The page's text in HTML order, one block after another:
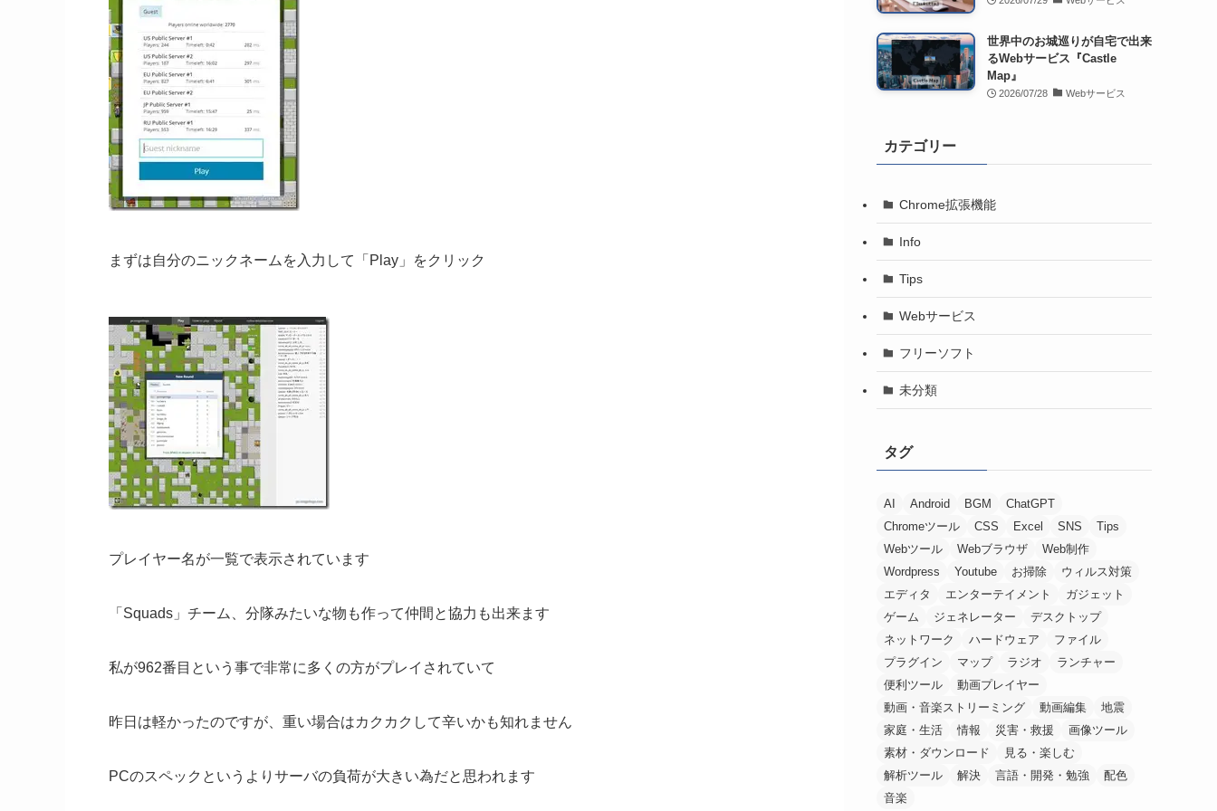
まずは自分のニックネームを入力して「Play」をクリック
プレイヤー名が一覧で表示されています
「Squads」チーム、分隊みたいな物も作って仲間と協力も出来ます
私が962番目という事で非常に多くの方がプレイされていて
昨日は軽かったのですが、重い場合はカクカクして辛いかも知れません
PCのスペックというよりサーバの負荷が大きい為だと思われます
世界中のお城巡りが自宅で出来
るWebサービス『Castle
Map』
2026/07/28 Webサービス
カテゴリー
Chrome拡張機能
Info
Tips
Webサービス
フリーソフト
未分類
タグ
AI Android BGM
ChatGPT
Chromeツール
CSS Excel SNS
Tips
Webツール
Webブラウザ
Web制作
Wordpress
Youtube お掃除
ウィルス対策
エディタ
エンターテイメント
ガジェット
ゲーム
ジェネレーター
デスクトップ
ネットワーク
ハードウェア
ファイル
プラグイン
マップ ラジオ
ランチャー
便利ツール
動画プレイヤー
動画・音楽ストリーミング
動画編集
地震
家庭・生活
情報 災害・救援
画像ツール
素材・ダウンロード
見る・楽しむ
解析ツール
解決 言語・開発・勉強
配色
音楽